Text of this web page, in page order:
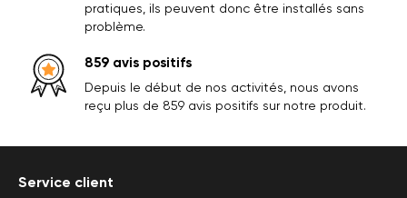
pratiques, ils peuvent donc être installés sans
problème.
859 avis positifs
Depuis le début de nos activités, nous avons
reçu plus de 859 avis positifs sur notre produit.
Service client